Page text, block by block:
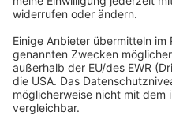
Folgen Sie uns
Impressum